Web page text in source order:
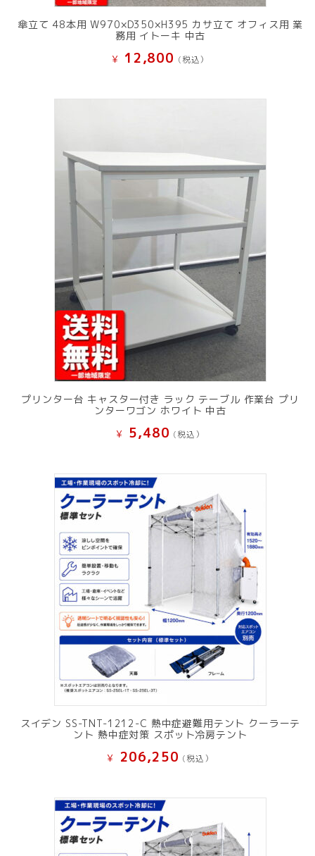
傘立て 48本用 W970×D350×H395 カサ立て オフィス用 業
務用 イトーキ 中古
¥ 12,800 (税込）
プリンター台 キャスター付き ラック テーブル 作業台 プリ
ンターワゴン ホワイト 中古
¥ 5,480 (税込）
スイデン SS-TNT-1212-C 熱中症避難用テント クーラーテ
ント 熱中症対策 スポット冷房テント
¥ 206,250 (税込）